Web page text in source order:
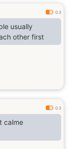
0.3
other first
0.3
calme